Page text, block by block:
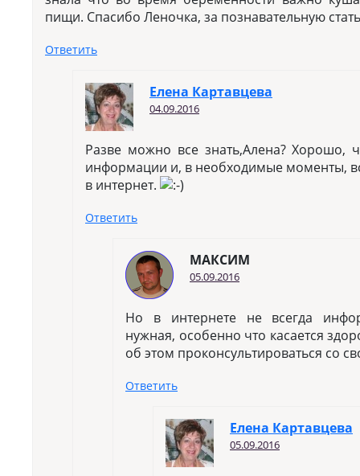
пищи. Спасибо Леночка, за познавательную
Ответить
Елена Картавцева
04.09.2016
Разве можно все знать,Алена? Хорошо,
информации и, в необходимые моменты,
в интернет.
Ответить
МАКСИМ
05.09.2016
Но в интернете не всегда
нужная, особенно что касается
об этом проконсультироваться со
Ответить
Елена Картавцева
05.09.2016